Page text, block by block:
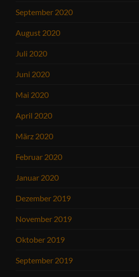
September 2020
August 2020
Juli 2020
Juni 2020
Mai 2020
April 2020
März 2020
Februar 2020
Januar 2020
Dezember 2019
November 2019
Oktober 2019
September 2019